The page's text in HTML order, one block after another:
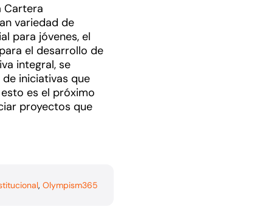
Cartera
variedad de
para jóvenes, el
el desarrollo de
integral, se
iniciativas que
es el próximo
proyectos que
, Olympism365